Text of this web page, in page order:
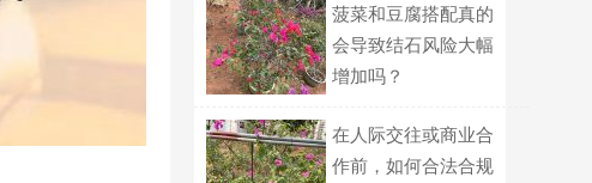
菠菜和豆腐搭配真的
会导致结石风险大幅
增加吗？
在人际交往或商业合
作前，如何合法合规